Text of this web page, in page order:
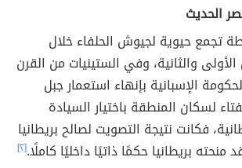
الحديث
تجمع حيوية لجيوش الحلفاء خلال
الأولى والثانية، وفي الستينيات من القرن
الإسبانية بإنهاء استعمار جبل
لسكان المنطقة باختيار السيادة
فكانت نتيجة التصويت لصالح بريطانيا
منحته بريطانيا حكمًا ذاتيًا داخليًا كاملًا.[٢]